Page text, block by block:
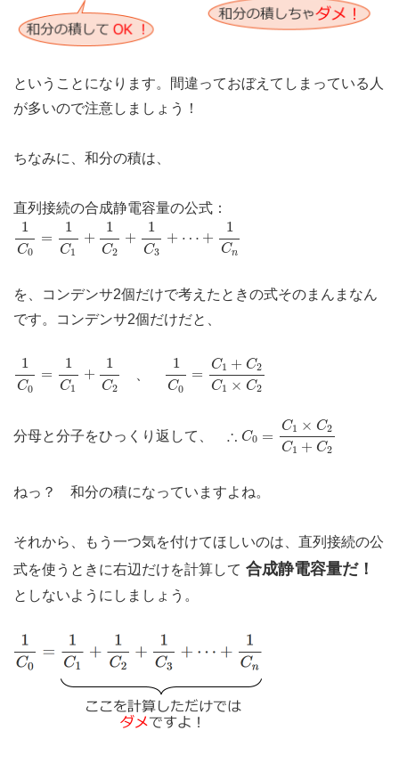
ということになります。間違っておぼえてしまっている人
が多いので注意しましょう！
ちなみに、和分の積は、
直列接続の合成静電容量の公式：
1
C0
=
1
C1
+
1
C2
+
1
C3
+ ⋯ +
1
Cn
C 0 = C1 1 C 2 +
を、コンデンサ2個だけで考えたときの式そのまんまなん
です。コンデンサ2個だけだと、
1
C0
=
1
C1
+
1
C2
C C1 2 1
C0
=
C1 + C2
C1 × C2
C 1+ C C1
分母と分子をひっくり返して、 ∴ C0 =
C1 × C2
C1 + C2
1× C1
ねっ？ 和分の積になっていますよね。
それから、もう一つ気を付けてほしいのは、直列接続の公
式を使うときに右辺だけを計算して 合成静電容量だ！
としないようにしましょう。